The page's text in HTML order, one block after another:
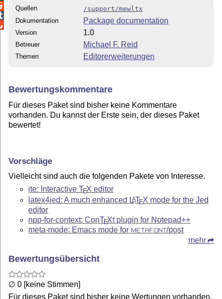
Quellen
/support/mewltx
Dokumentation
Package documentation
Version 1.0
Betreuer Michael F. Reid
Themen Editorerweiterungen
Bewertungskommentare
Für dieses Paket sind bisher keine Kommentare
vorhanden. Du kannst der Erste sein, der dieses Paket
bewertet!
Vorschläge
Vielleicht sind auch die folgenden Pakete von Interesse.
ite: InteractiveTEX editor
latex4jed: A much enhanced LATEX mode for the Jed
editor
npp-for-context: ConTEXt plugin for Notepad++
meta-mode: Emacs mode for
METAFONT /post
mehr
Bewertungsübersicht
∅ 0 [keine Stimmen]
Für dieses Paket sind bisher keine Wertungen vorhanden.